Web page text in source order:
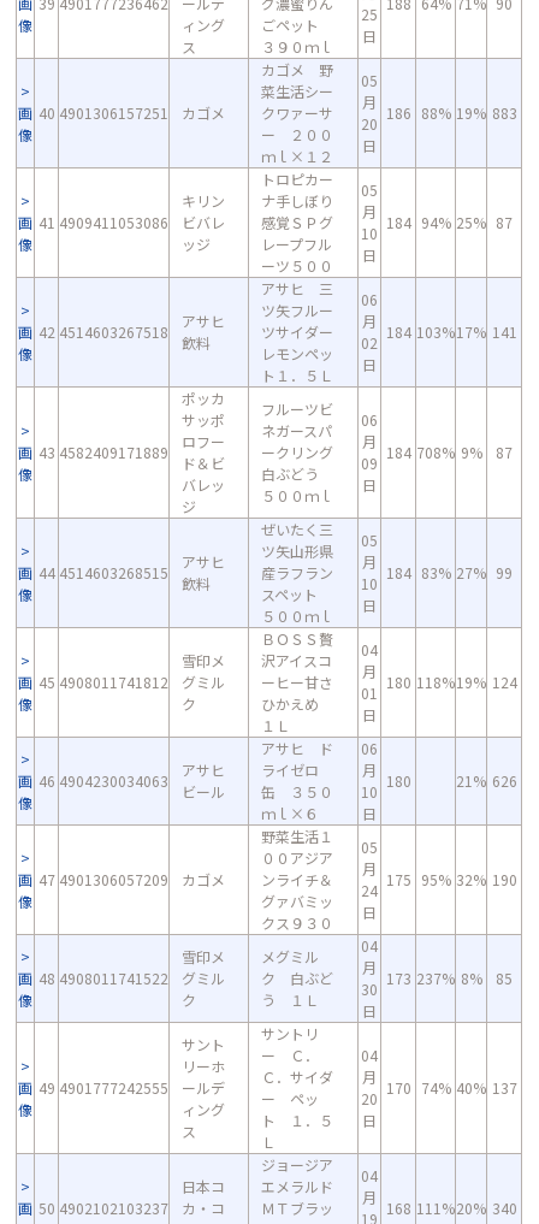
像
ィング
ス
ごペット
３９０ｍｌ
25
日
画
像
40 4901306157251 カゴメ
カゴメ 野
菜生活シー
クワァーサ
ー ２００
ｍｌ×１２
05
月
20
日
186 88% 19% 883
画
像
41 4909411053086
キリン
ビバレ
ッジ
トロピカー
ナ手しぼり
感覚ＳＰグ
レープフル
ーツ５００
05
月
10
日
184 94% 25% 87
画
像
42 4514603267518
アサヒ
飲料
アサヒ 三
ツ矢フルー
ツサイダー
レモンペッ
ト１．５Ｌ
06
月
02
日
184 103%17% 141
画
像
43 4582409171889
ポッカ
サッポ
ロフー
ド＆ビ
バレッ
ジ
フルーツビ
ネガースパ
ークリング
白ぶどう
５００ｍｌ
06
月
09
日
184 708% 9% 87
画
像
44 4514603268515
アサヒ
飲料
ぜいたく三
ツ矢山形県
産ラフラン
スペット
５００ｍｌ
05
月
10
日
184 83% 27% 99
画
像
45 4908011741812
雪印メ
グミル
ク
ＢＯＳＳ贅
沢アイスコ
ーヒー甘さ
ひかえめ
１Ｌ
04
月
01
日
180 118%19% 124
画
像
46 4904230034063
アサヒ
ビール
アサヒ ド
ライゼロ
缶 ３５０
ｍｌ×６
06
月
10
日
180 21% 626
画
像
47 4901306057209 カゴメ
野菜生活１
００アジア
ンライチ＆
グァバミッ
クス９３０
05
月
24
日
175 95% 32% 190
画
像
48 4908011741522
雪印メ
グミル
ク
メグミル
ク 白ぶど
う １Ｌ
04
月
30
日
173 237% 8% 85
画
像
49 4901777242555
サント
リーホ
ールデ
ィング
ス
サントリ
ー Ｃ．
Ｃ．サイダ
ー ペッ
ト １．５
Ｌ
04
月
20
日
170 74% 40% 137
画 50 4902102103237
日本コ
カ・コ
ジョージア
エメラルド
ＭＴブラッ
04
月
19
168 111%20% 340